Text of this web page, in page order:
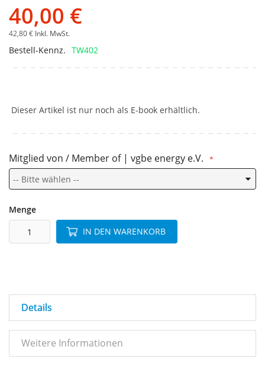
40,00 €
42,80 € Inkl. MwSt.
Bestell-Kennz. TW402
Dieser Artikel ist nur noch als E-book erhältlich.
Mitglied von / Member of | vgbe energy e.V.
Menge
IN DEN WARENKORB
Details
Weitere Informationen